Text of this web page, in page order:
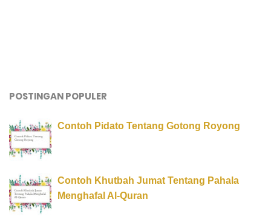
POSTINGAN POPULER
Contoh Pidato Tentang Gotong Royong
Contoh Khutbah Jumat Tentang Pahala
Menghafal Al-Quran